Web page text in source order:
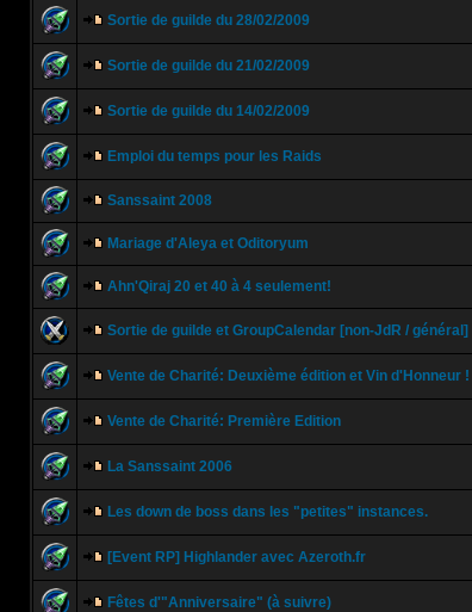
Sortie de guilde du 28/02/2009
Sortie de guilde du 21/02/2009
Sortie de guilde du 14/02/2009
Emploi du temps pour les Raids
Sanssaint 2008
Mariage d'Aleya et Oditoryum
Ahn'Qiraj 20 et 40 à 4 seulement!
Sortie de guilde et GroupCalendar [non-JdR / général]
Vente de Charité: Deuxième édition et Vin d'Honneur !
Vente de Charité: Première Edition
La Sanssaint 2006
Les down de boss dans les "petites" instances.
[Event RP] Highlander avec Azeroth.fr
Fêtes d'"Anniversaire" (à suivre)